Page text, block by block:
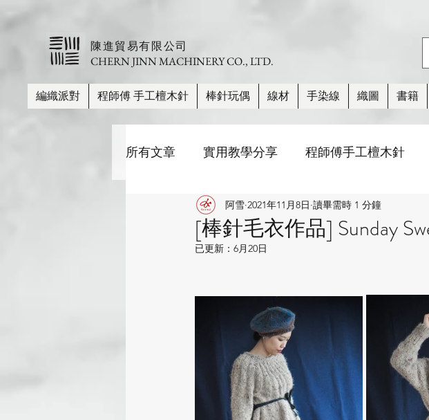
​陳進貿易有限公司
CHERN JINN MACHINERY CO., LTD.
編織派對 程師傅 手工檀木針 棒針玩偶 線材 手染線 織圖 書籍
所有文章 實用教學分享 程師傅手工檀木針
棒針尺寸、長度、材質比較 活動
故事花呢作品
malabrigo SOCK ARROYO NUBE
[棒針毛衣作品] Sunday
阿雪 2021年11月8日 讀畢需時 1 分鐘
已更新： 6月20日